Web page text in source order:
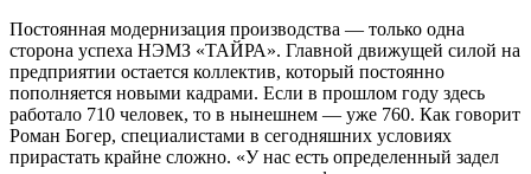
Постоянная модернизация производства — только одна
сторона успеха НЭМЗ «ТАЙРА». Главной движущей силой на
предприятии остается коллектив, который постоянно
пополняется новыми кадрами. Если в прошлом году здесь
работало 710 человек, то в нынешнем — уже 760. Как говорит
Роман Богер, специалистами в сегодняшних условиях
прирастать крайне сложно. «У нас есть определенный задел